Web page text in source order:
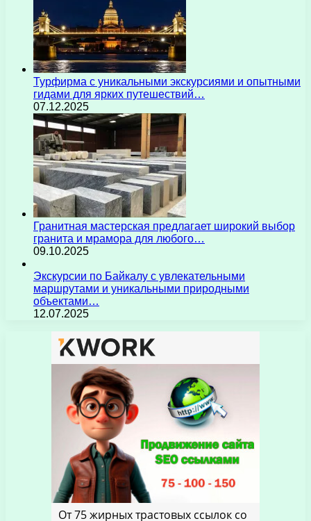
Турфирма с уникальными экскурсиями и опытными
гидами для ярких путешествий…
07.12.2025
Гранитная мастерская предлагает широкий выбор
гранита и мрамора для любого…
09.10.2025
Экскурсии по Байкалу с увлекательными
маршрутами и уникальными природными
объектами…
12.07.2025